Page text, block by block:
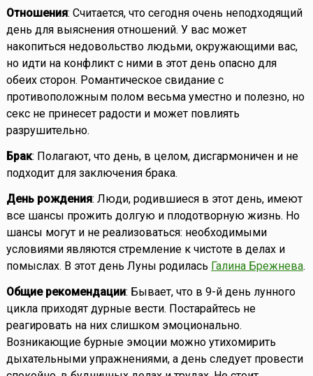
Отношения: Считается, что сегодня очень неподходящий
день для выяснения отношений. У вас может
накопиться недовольство людьми, окружающими вас,
но идти на конфликт с ними в этот день опасно для
обеих сторон. Романтическое свидание с
противоположным полом весьма уместно и полезно, но
секс не принесет радости и может повлиять
разрушительно.
Брак: Полагают, что день, в целом, дисгармоничен и не
подходит для заключения брака.
День рождения: Люди, родившиеся в этот день, имеют
все шансы прожить долгую и плодотворную жизнь. Но
шансы могут и не реализоваться: необходимыми
условиями являются стремление к чистоте в делах и
помыслах. В этот день Луны родилась Галина Брежнева.
Общие рекомендации: Бывает, что в 9-й день лунного
цикла приходят дурные вести. Постарайтесь не
реагировать на них слишком эмоционально.
Возникающие бурные эмоции можно утихомирить
дыхательными упражнениями, а день следует провести